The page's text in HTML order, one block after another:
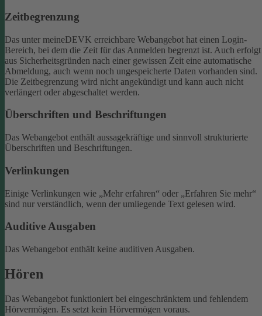
Zeitbegrenzung
Das unter meineDEVK erreichbare Webangebot hat einen Login-
Bereich, bei dem die Zeit für das Anmelden begrenzt ist. Auch erfolgt
aus Sicherheitsgründen nach einer gewissen Zeit eine automatische
Abmeldung, auch wenn noch ungespeicherte Daten vorhanden sind.
Die Zeitbegrenzung wird nicht angekündigt und kann auch nicht
verlängert oder abgeschaltet werden.
Überschriften und Beschriftungen
Das Webangebot enthält aussagekräftige und sinnvoll strukturierte
Überschriften und Beschriftungen.
Verlinkungen
Einige Verlinkungen wie „Mehr erfahren“ oder „Erfahren Sie mehr“
sind nur verständlich, wenn der umliegende Text gelesen wird.
Auditive Ausgaben
Das Webangebot enthält keine auditiven Ausgaben.
Hören
Das Webangebot funktioniert bei eingeschränktem und fehlendem
Hörvermögen. Es setzt kein Hörvermögen voraus.